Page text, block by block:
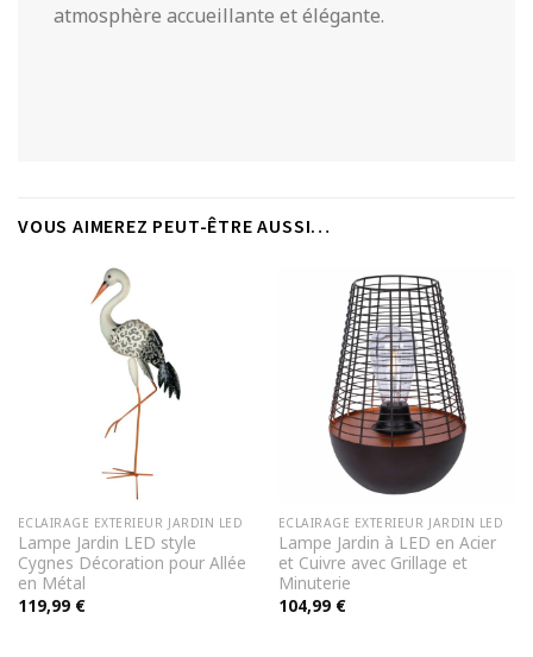
atmosphère accueillante et élégante.
VOUS AIMEREZ PEUT-ÊTRE AUSSI…
ECLAIRAGE EXTERIEUR JARDIN LED
Lampe Jardin LED style
Cygnes Décoration pour Allée
en Métal
119,99 €
ECLAIRAGE EXTERIEUR JARDIN LED
Lampe Jardin à LED en Acier
et Cuivre avec Grillage et
Minuterie
104,99 €